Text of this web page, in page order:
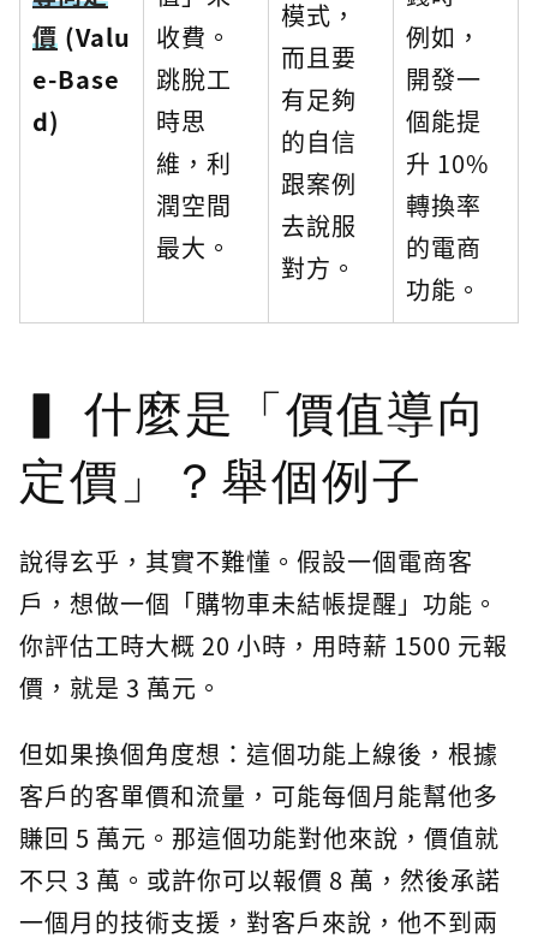
價 (Valu
e-Base
d)
收費。
跳脫工
時思
維，利
潤空間
最大。
模式，
而且要
有足夠
的自信
跟案例
去說服
對方。
例如，
開發一
個能提
升 10%
轉換率
的電商
功能。
什麼是「價值導向
定價」？舉個例子
說得玄乎，其實不難懂。假設一個電商客
戶，想做一個「購物車未結帳提醒」功能。
你評估工時大概 20 小時，用時薪 1500 元報
價，就是 3 萬元。
但如果換個角度想：這個功能上線後，根據
客戶的客單價和流量，可能每個月能幫他多
賺回 5 萬元。那這個功能對他來說，價值就
不只 3 萬。或許你可以報價 8 萬，然後承諾
一個月的技術支援，對客戶來說，他不到兩